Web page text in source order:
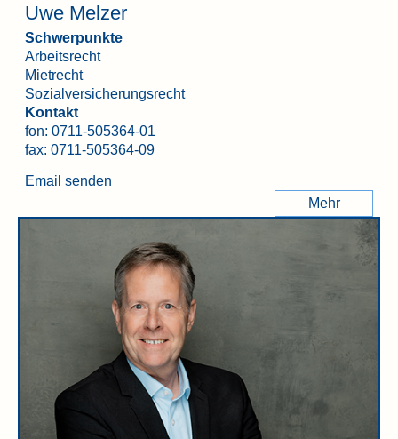
Uwe Melzer
Schwerpunkte
Arbeitsrecht
Mietrecht
Sozialversicherungsrecht
Kontakt
fon: 0711-505364-01
fax: 0711-505364-09
Email senden
Mehr